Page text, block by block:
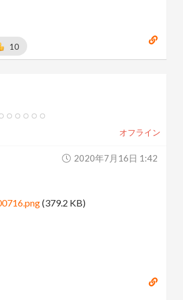
10
オフライン
2020年7月16日 1:42
(379.2 KB)